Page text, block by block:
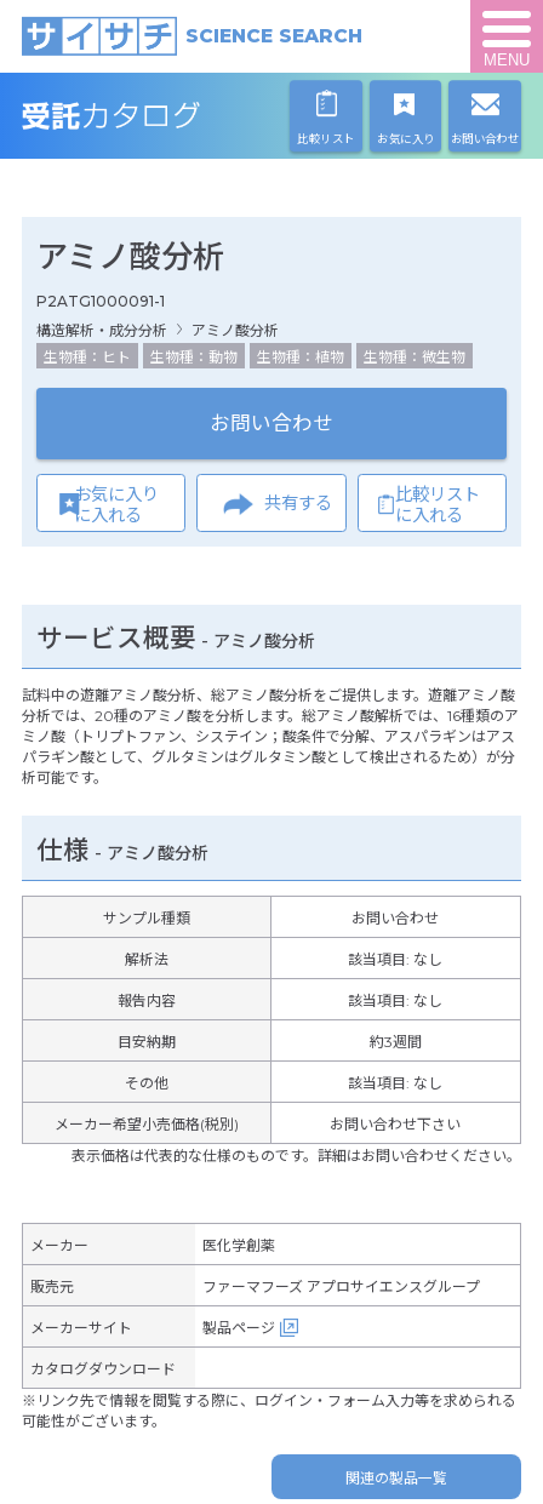
SCIENCE SEARCH
MENU
比較リスト お気に入り お問い合わせ
アミノ酸分析
P2ATG1000091-1
構造解析・成分分析
アミノ酸分析
生物種：ヒト
生物種：動物 生物種：植物 生物種：微生物
お問い合わせ
お気に入り
に入れる
共有する
比較リスト
に入れる
サービス概要 - アミノ酸分析
試料中の遊離アミノ酸分析、総アミノ酸分析をご提供します。遊離アミノ酸
分析では、20種のアミノ酸を分析します。総アミノ酸解析では、16種類のア
ミノ酸（トリプトファン、システイン；酸条件で分解、アスパラギンはアス
パラギン酸として、グルタミンはグルタミン酸として検出されるため）が分
析可能です。
仕様 - アミノ酸分析
サンプル種類 お問い合わせ
解析法 該当項目: なし
報告内容 該当項目: なし
目安納期 約3週間
その他 該当項目: なし
メーカー希望小売価格(税別)
お問い合わせ下さい
表示価格は代表的な仕様のものです。詳細はお問い合わせください。
メーカー 医化学創薬
販売元 ファーマフーズ アプロサイエンスグループ
メーカーサイト 製品ページ
カタログダウンロード
※リンク先で情報を閲覧する際に、ログイン・フォーム入力等を求められる
可能性がございます。
関連の製品一覧